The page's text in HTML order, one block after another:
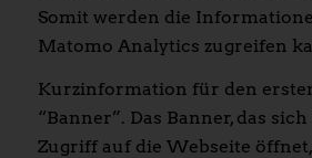
Somit werden die
Matomo Analytics zugreifen
Kurzinformation für den
“Banner”. Das Banner, das
Zugriff auf die Webseite